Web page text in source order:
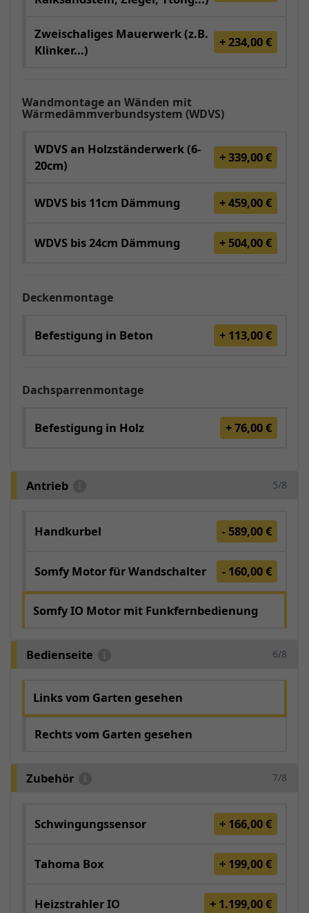
Zweischaliges Mauerwerk (z.B.
Klinker...)
+ 234,00 €
Wandmontage an Wänden mit
Wärmedämmverbundsystem (WDVS)
WDVS an Holzständerwerk (6-
20cm)
+ 339,00 €
WDVS bis 11cm Dämmung + 459,00 €
WDVS bis 24cm Dämmung + 504,00 €
Deckenmontage
Befestigung in Beton + 113,00 €
Dachsparrenmontage
Befestigung in Holz + 76,00 €
Antrieb 5/8
Handkurbel - 589,00 €
Somfy Motor für Wandschalter - 160,00 €
Somfy IO Motor mit Funkfernbedienung
Bedienseite 6/8
Links vom Garten gesehen
Rechts vom Garten gesehen
Zubehör 7/8
Schwingungssensor + 166,00 €
Tahoma Box + 199,00 €
Heizstrahler IO + 1.199,00 €